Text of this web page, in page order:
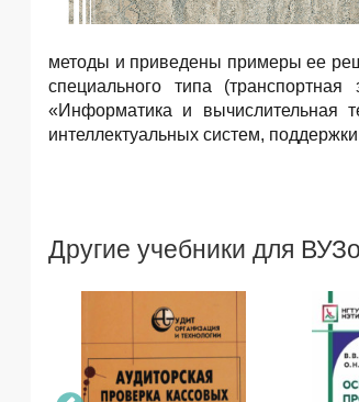
методы и приведены примеры ее
специального типа
«Информатика и вычислительная
интеллектуальных систем,
Другие учебники для